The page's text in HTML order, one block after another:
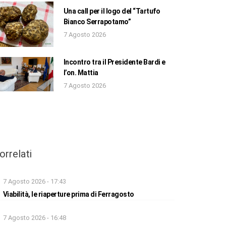
Una call per il logo del “Tartufo
Bianco Serrapotamo”
7 Agosto 2026
Incontro tra il Presidente Bardi e
l’on. Mattia
7 Agosto 2026
7 Agosto 2026 - 17:43
Viabilità, le riaperture prima di Ferragosto
7 Agosto 2026 - 16:48